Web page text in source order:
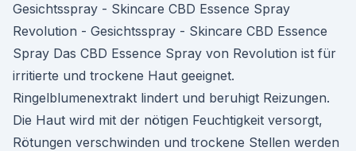
Gesichtsspray - Skincare CBD Essence Spray
Revolution - Gesichtsspray - Skincare CBD Essence
Spray Das CBD Essence Spray von Revolution ist für
irritierte und trockene Haut geeignet.
Ringelblumenextrakt lindert und beruhigt Reizungen.
Die Haut wird mit der nötigen Feuchtigkeit versorgt,
Rötungen verschwinden und trockene Stellen werden